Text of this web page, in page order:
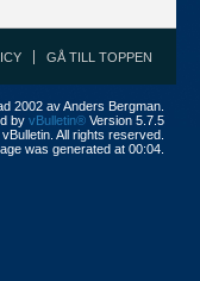
GÅ TILL TOPPEN
2002 av Anders Bergman.
by vBulletin® Version 5.7.5
All rights reserved.
was generated at 00:04.